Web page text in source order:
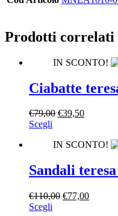
Prodotti correlati
IN SCONTO!
Ciabatte
€79,00 Il
era:
€39,50Il
è:
Scegli
ha
varianti.
Le
possono
essere
IN SCONTO!
Sandali
€110,00 Il
€77,00Il
Scegli